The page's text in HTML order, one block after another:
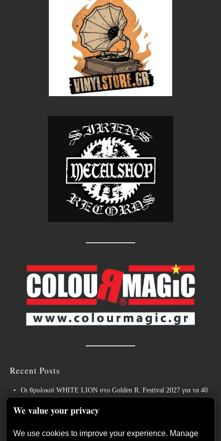
Recent Posts
Οι θρυλικοί WHITE LION στο Golden R. Festival 2027 για τα 40
Ανταπόκριση: Hills Of Rock 2026, Plovdiv BG – Day 3. Paradise
We value your privacy
We use cookies to improve your experience. Manage